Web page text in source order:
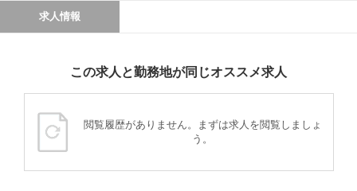
求人情報
この求人と勤務地が同じオススメ求人
閲覧履歴がありません。まずは求人を閲覧しましょ
う。